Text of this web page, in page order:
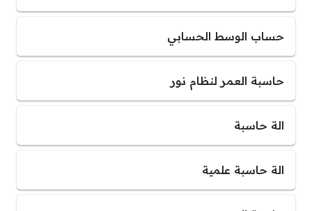
حساب الوسط الحسابي
حاسبة العمر لنظام نور
الة حاسبة
الة حاسبة علمية